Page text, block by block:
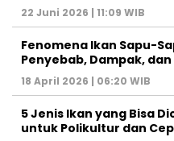
22 Juni 2026 | 11:09 WIB
Fenomena Ikan Sapu-
Penyebab, Dampak,
18 April 2026 | 06:20 WIB
5 Jenis Ikan yang Bisa
untuk Polikultur dan